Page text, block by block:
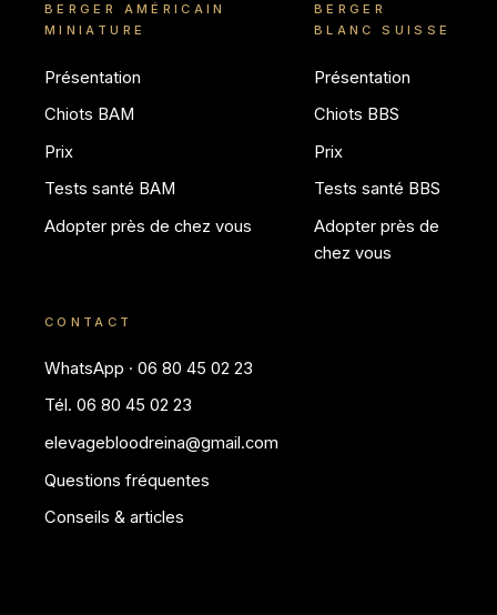
BERGER AMÉRICAIN
MINIATURE
Présentation
Chiots BAM
Prix
Tests santé BAM
Adopter près de chez vous
BERGER
BLANC SUISSE
Présentation
Chiots BBS
Prix
Tests santé BBS
Adopter près de
chez vous
CONTACT
WhatsApp · 06 80 45 02 23
Tél. 06 80 45 02 23
elevagebloodreina@gmail.com
Questions fréquentes
Conseils & articles